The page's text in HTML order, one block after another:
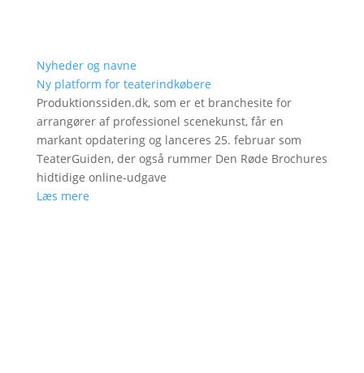
Nyheder og navne
Ny platform for teaterindkøbere
Produktionssiden.dk, som er et branchesite for
arrangører af professionel scenekunst, får en
markant opdatering og lanceres 25. februar som
TeaterGuiden, der også rummer Den Røde Brochures
hidtidige online-udgave
Læs mere